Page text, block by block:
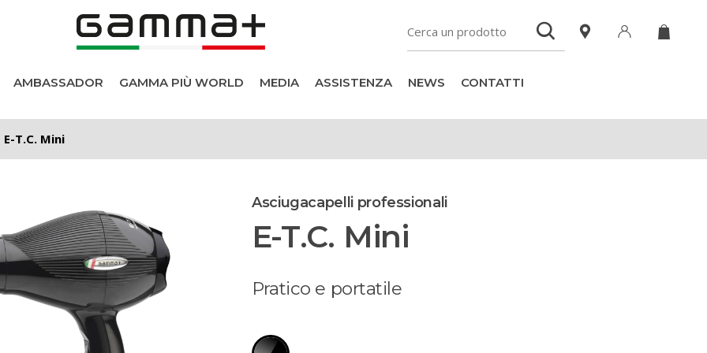
AMBASSADOR GAMMA PIÙ WORLD MEDIA ASSISTENZA NEWS CONTATTI
E-T.C. Mini
Asciugacapelli professionali
E-T.C. Mini
Pratico e portatile